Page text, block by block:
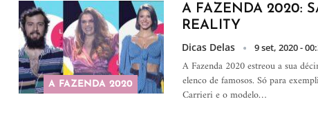
A FAZENDA 2020
A FAZENDA 2020:
REALITY
Dicas Delas 9 set, 2020 -
A Fazenda 2020 estreou a sua
elenco de famosos. Só para
Carrieri e o modelo…